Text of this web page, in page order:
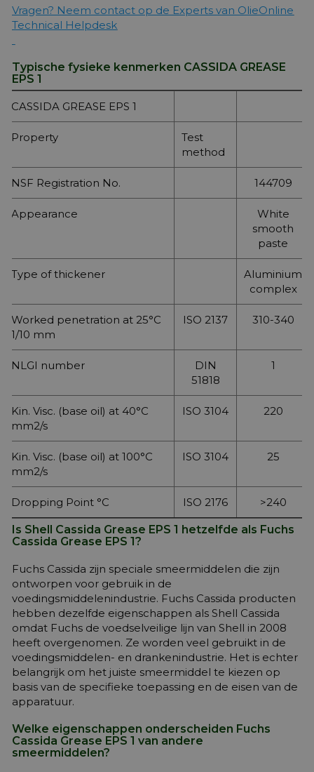
Vragen? Neem contact op de Experts van OlieOnline
Technical Helpdesk
Typische fysieke kenmerken CASSIDA GREASE
EPS 1
CASSIDA GREASE EPS 1
Property
Test
method
NSF Registration No. 144709
Appearance
White
smooth
paste
Type of thickener
Aluminium
complex
Worked penetration at 25°C
1/10 mm
ISO 2137 310-340
NLGI number
DIN
51818
1
Kin. Visc. (base oil) at 40°C
mm2/s
ISO 3104 220
Kin. Visc. (base oil) at 100°C
mm2/s
ISO 3104 25
Dropping Point °C ISO 2176 >240
Is Shell Cassida Grease EPS 1 hetzelfde als Fuchs
Cassida Grease EPS 1?
Fuchs Cassida zijn speciale smeermiddelen die zijn
ontworpen voor gebruik in de
voedingsmiddelenindustrie. Fuchs Cassida producten
hebben dezelfde eigenschappen als Shell Cassida
omdat Fuchs de voedselveilige lijn van Shell in 2008
heeft overgenomen. Ze worden veel gebruikt in de
voedingsmiddelen- en drankenindustrie. Het is echter
belangrijk om het juiste smeermiddel te kiezen op
basis van de specifieke toepassing en de eisen van de
apparatuur.
Welke eigenschappen onderscheiden Fuchs
Cassida Grease EPS 1 van andere
smeermiddelen?